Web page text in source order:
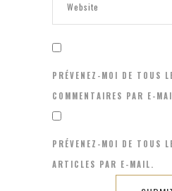
PRÉVENEZ-MOI DE TOUS
COMMENTAIRES PAR E-
PRÉVENEZ-MOI DE TOUS
ARTICLES PAR E-MAIL.